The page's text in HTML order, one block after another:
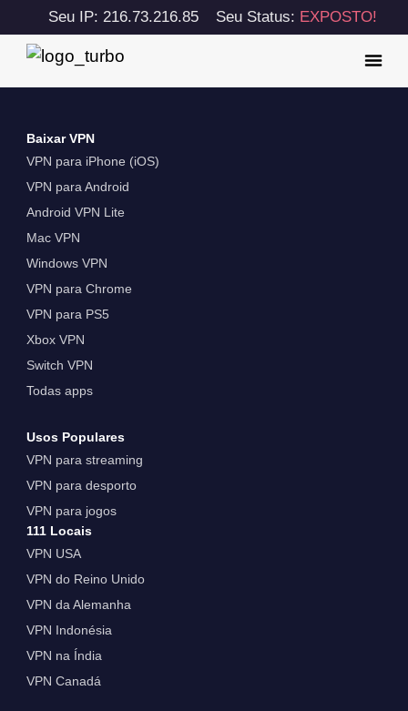
Seu IP: 216.73.216.85 Seu Status: EXPOSTO!
Baixar VPN
VPN para iPhone (iOS)
VPN para Android
Android VPN Lite
Mac VPN
Windows VPN
VPN para Chrome
VPN para PS5
Xbox VPN
Switch VPN
Todas apps
Usos Populares
VPN para streaming
VPN para desporto
VPN para jogos
111 Locais
VPN USA
VPN do Reino Unido
VPN da Alemanha
VPN Indonésia
VPN na Índia
VPN Canadá